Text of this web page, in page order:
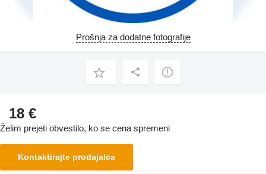
Prošnja za dodatne fotografije
18 €
Želim prejeti obvestilo, ko se cena spremeni
Kontaktirajte prodajalca